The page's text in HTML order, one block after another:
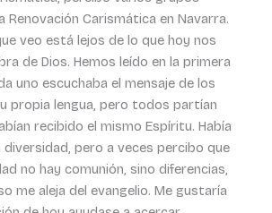
Renovación Carismática en Navarra.
veo está lejos de lo que hoy nos
de Dios. Hemos leído en la primera
uno escuchaba el mensaje de los
propia lengua, pero todos partían
recibido el mismo Espíritu. Había
diversidad, pero a veces percibo que
no hay comunión, sino diferencias,
me aleja del evangelio. Me gustaría